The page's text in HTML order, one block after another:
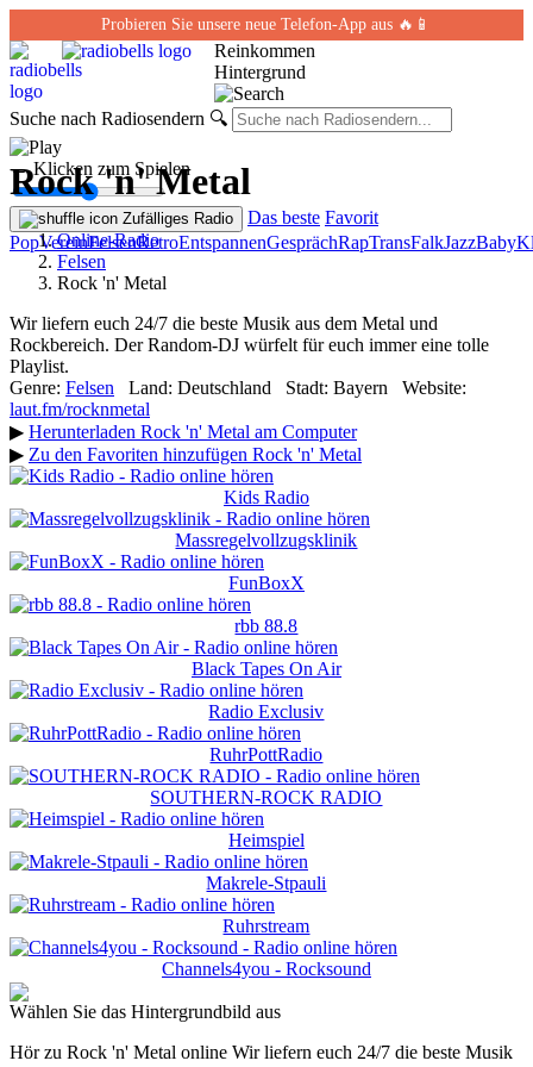
Probieren Sie unsere neue Telefon-App aus 🔥📱
Reinkommen
Hintergrund
Suche nach Radiosendern 🔍
← Klicken zum Spielen
Zufälliges Radio Das beste Favorit
PopVereinFelsenRetroEntspannenGesprächRapTransFalkJazzBaby
Rock 'n' Metal
Online-Radio
Felsen
Rock 'n' Metal
Wir liefern euch 24/7 die beste Musik aus dem Metal und
Rockbereich. Der Random-DJ würfelt für euch immer eine tolle
Playlist.
Genre: Felsen Land: Deutschland Stadt: Bayern Website:
laut.fm/rocknmetal
▶ Herunterladen Rock 'n' Metal am Computer
▶ Zu den Favoriten hinzufügen Rock 'n' Metal
Kids Radio
Massregelvollzugsklinik
FunBoxX
rbb 88.8
Black Tapes On Air
Radio Exclusiv
RuhrPottRadio
SOUTHERN-ROCK RADIO
Heimspiel
Makrele-Stpauli
Ruhrstream
Channels4you - Rocksound
Wählen Sie das Hintergrundbild aus
Hör zu Rock 'n' Metal online Wir liefern euch 24/7 die beste Musik